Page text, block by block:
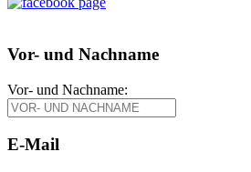
Vor- und Nachname
Vor- und Nachname:
E-Mail